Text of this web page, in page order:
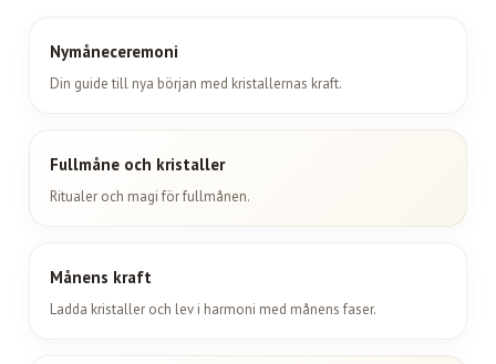
Nymåneceremoni
Din guide till nya början med kristallernas kraft.
Fullmåne och kristaller
Ritualer och magi för fullmånen.
Månens kraft
Ladda kristaller och lev i harmoni med månens faser.